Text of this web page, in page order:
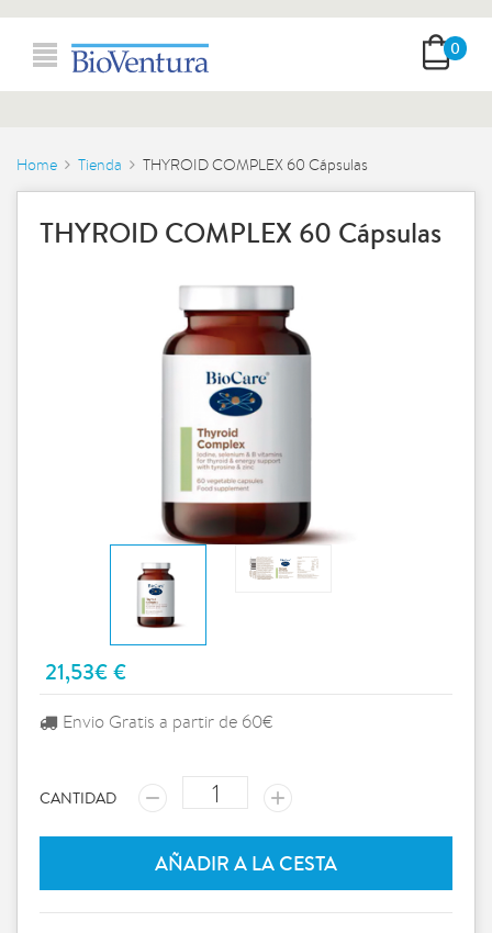
0
Home Tienda THYROID COMPLEX 60 Cápsulas
THYROID COMPLEX 60 Cápsulas
21,53€ €
Envio Gratis a partir de 60€
CANTIDAD
AÑADIR A LA CESTA